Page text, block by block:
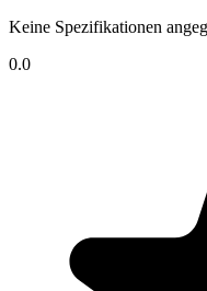
Keine Spezifikationen
0.0